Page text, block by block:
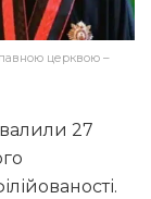
церквою –
27